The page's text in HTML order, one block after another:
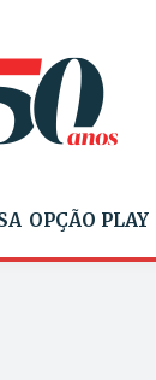
OPÇÃO PLAY